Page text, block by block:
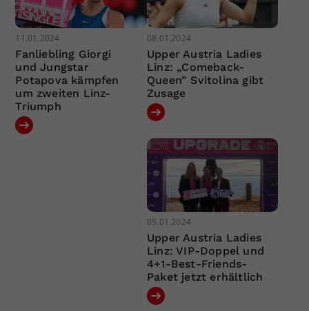
11.01.2024
Fanliebling Giorgi
und Jungstar
Potapova kämpfen
um zweiten Linz-
Triumph
08.01.2024
Upper Austria Ladies
Linz: „Comeback-
Queen” Svitolina gibt
Zusage
05.01.2024
Upper Austria Ladies
Linz: VIP-Doppel und
4+1-Best-Friends-
Paket jetzt erhältlich